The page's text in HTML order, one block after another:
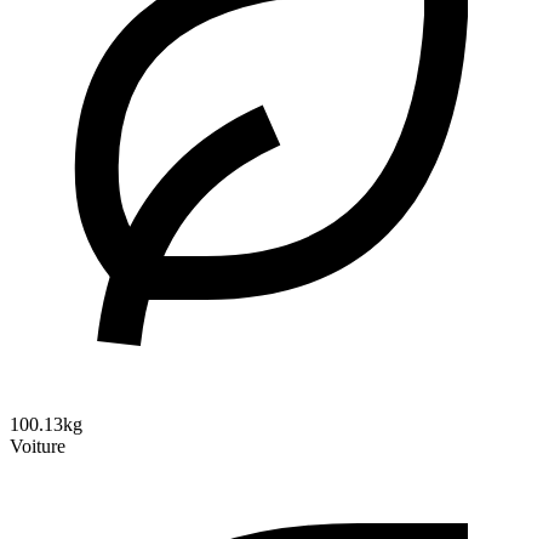
100.13kg
Voiture